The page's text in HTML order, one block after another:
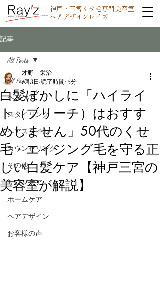
神戸・三宮くせ毛専門美容室
ヘアデザインレイズ
記事
All Posts
ヘアケア
スタイリング
ヘアスタイル
カウンセリング
その他
サロンケア
ホームケア
ヘアデザイン
お客様の声
All Posts
白髪ぼかしに「ハイライ
ト（ブリーチ）はおすす
めしません」50代のくせ
毛・エイジング毛を守る正
しい白髪ケア【神戸三宮の
美容室が解説】
才野 栄治
7月3日 読了時間: 5分